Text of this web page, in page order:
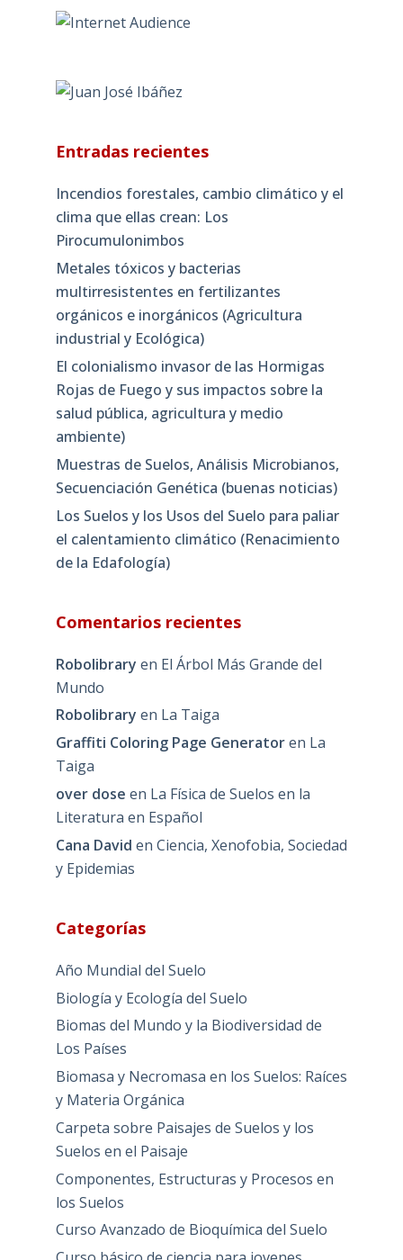
Entradas recientes
Incendios forestales, cambio climático y el
clima que ellas crean: Los
Pirocumulonimbos
Metales tóxicos y bacterias
multirresistentes en fertilizantes
orgánicos e inorgánicos (Agricultura
industrial y Ecológica)
El colonialismo invasor de las Hormigas
Rojas de Fuego y sus impactos sobre la
salud pública, agricultura y medio
ambiente)
Muestras de Suelos, Análisis Microbianos,
Secuenciación Genética (buenas noticias)
Los Suelos y los Usos del Suelo para paliar
el calentamiento climático (Renacimiento
de la Edafología)
Comentarios recientes
Robolibrary en El Árbol Más Grande del
Mundo
Robolibrary en La Taiga
Graffiti Coloring Page Generatoren La
Taiga
over dose en La Física de Suelos en la
Literatura en Español
Cana David en Ciencia, Xenofobia, Sociedad
y Epidemias
Categorías
Año Mundial del Suelo
Biología y Ecología del Suelo
Biomas del Mundo y la Biodiversidad de
Los Países
Biomasa y Necromasa en los Suelos: Raíces
y Materia Orgánica
Carpeta sobre Paisajes de Suelos y los
Suelos en el Paisaje
Componentes, Estructuras y Procesos en
los Suelos
Curso Avanzado de Bioquímica del Suelo